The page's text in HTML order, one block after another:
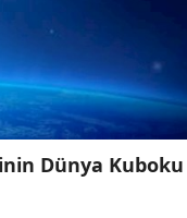
Dünya Kuboku